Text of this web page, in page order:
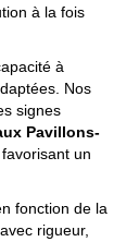
à la fois
à
Nos
signes
Pavillons-
un
fonction de la
rigueur,